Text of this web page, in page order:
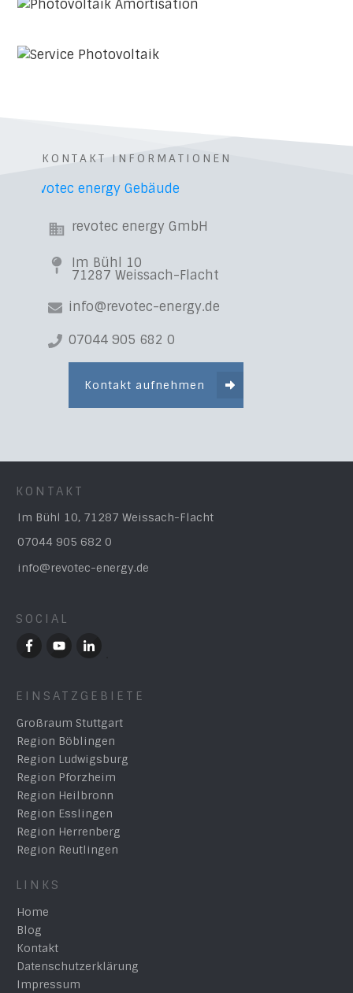
KONTAKT INFORMATIONEN
revotec energy GmbH
Im Bühl 10
71287 Weissach-Flacht
info@revotec-energy.de
07044 905 682 0
Kontakt aufnehmen
KONTAKT
Im Bühl 10, 71287 Weissach-Flacht
07044 905 682 0
info@revotec-energy.de
SOCIAL
EINSATZGEBIETE
Großraum Stuttgart
Region Böblingen
Region Ludwigsburg
Region Pforzheim
Region Heilbronn
Region Esslingen
Region Herrenberg
Region Reutlingen
LINKS
Home
Blog
Kontakt
Datenschutzerklärung
Impressum